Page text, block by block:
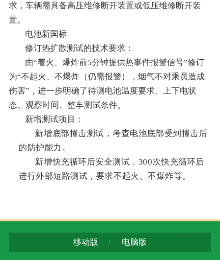
求，车辆需具备高压维修断开装置或低压维修断开装
置。
电池新国标
修订热扩散测试的技术要求：
由“着火、爆炸前5分钟提供热事件报警信号”修订
为“不起火、不爆炸（仍需报警），烟气不对乘员造成
伤害”，进一步明确了待测电池温度要求、上下电状
态、观察时间、整车测试条件。
新增测试项目：
新增底部撞击测试，考查电池底部受到撞击后
的防护能力。
新增快充循环后安全测试，300次快充循环后
进行外部短路测试，要求不起火、不爆炸等。
移动版 电脑版